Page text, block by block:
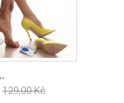
129,00 Kč